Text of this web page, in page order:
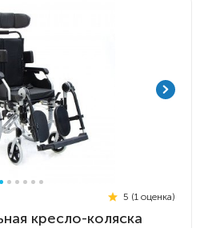
5 (1 оценка)
кресло-коляска